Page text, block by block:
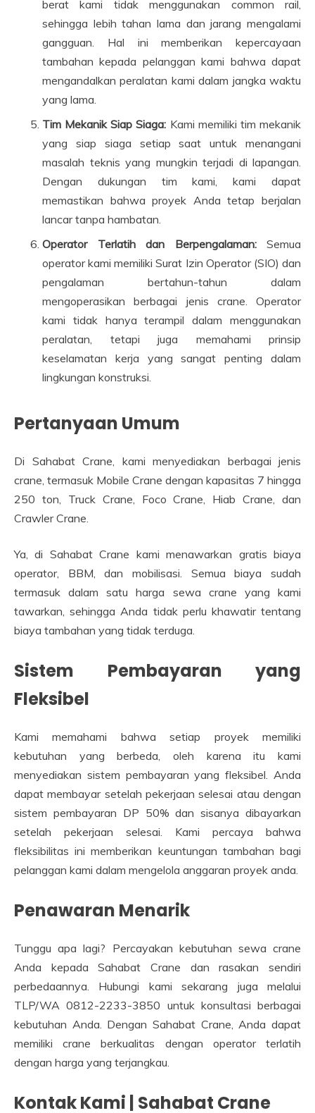
berat kami tidak menggunakan common rail,
sehingga lebih tahan lama dan jarang mengalami
gangguan. Hal ini memberikan kepercayaan
tambahan kepada pelanggan kami bahwa dapat
mengandalkan peralatan kami dalam jangka waktu
yang lama.
Tim Mekanik Siap Siaga: Kami memiliki tim mekanik
yang siap siaga setiap saat untuk menangani
masalah teknis yang mungkin terjadi di lapangan.
Dengan dukungan tim kami, kami dapat
memastikan bahwa proyek Anda tetap berjalan
lancar tanpa hambatan.
Operator Terlatih dan Berpengalaman:Semua
operator kami memiliki Surat Izin Operator (SIO) dan
pengalaman bertahun-tahun dalam
mengoperasikan berbagai jenis crane. Operator
kami tidak hanya terampil dalam menggunakan
peralatan, tetapi juga memahami prinsip
keselamatan kerja yang sangat penting dalam
lingkungan konstruksi.
Pertanyaan Umum
Di Sahabat Crane, kami menyediakan berbagai jenis
crane, termasuk Mobile Crane dengan kapasitas 7 hingga
250 ton, Truck Crane, Foco Crane, Hiab Crane, dan
Crawler Crane.
Ya, di Sahabat Crane kami menawarkan gratis biaya
operator, BBM, dan mobilisasi. Semua biaya sudah
termasuk dalam satu harga sewa crane yang kami
tawarkan, sehingga Anda tidak perlu khawatir tentang
biaya tambahan yang tidak terduga.
Sistem Pembayaran yang
Fleksibel
Kami memahami bahwa setiap proyek memiliki
kebutuhan yang berbeda, oleh karena itu kami
menyediakan sistem pembayaran yang fleksibel. Anda
dapat membayar setelah pekerjaan selesai atau dengan
sistem pembayaran DP 50% dan sisanya dibayarkan
setelah pekerjaan selesai. Kami percaya bahwa
fleksibilitas ini memberikan keuntungan tambahan bagi
pelanggan kami dalam mengelola anggaran proyek anda.
Penawaran Menarik
Tunggu apa lagi? Percayakan kebutuhan sewa crane
Anda kepada Sahabat Crane dan rasakan sendiri
perbedaannya. Hubungi kami sekarang juga melalui
TLP/WA 0812-2233-3850 untuk konsultasi berbagai
kebutuhan Anda. Dengan Sahabat Crane, Anda dapat
memiliki crane berkualitas dengan operator terlatih
dengan harga yang terjangkau.
Kontak Kami | Sahabat Crane